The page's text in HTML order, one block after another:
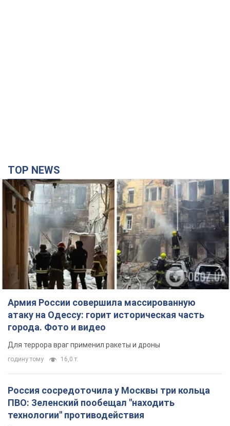
TOP NEWS
Армия России совершила массированную
атаку на Одессу: горит историческая часть
города. Фото и видео
Для террора враг применил ракеты и дроны
годину тому 16,0 т.
Россия сосредоточила у Москвы три кольца
ПВО: Зеленский пообещал "находить
технологии" противодействия